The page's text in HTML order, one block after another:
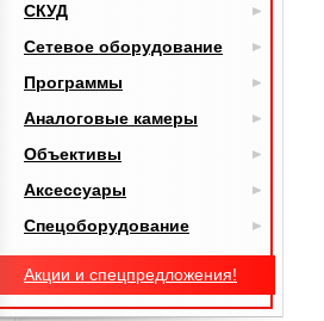
СКУД
Сетевое оборудование
Программы
Аналоговые камеры
Объективы
Аксессуары
Спецоборудование
Акции и спецпредложения!